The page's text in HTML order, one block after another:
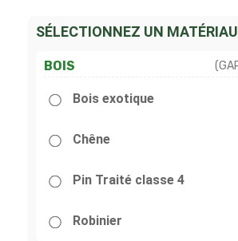
SÉLECTIONNEZ UN
BOIS
Bois exotique
Chêne
Pin Traité classe 4
Robinier